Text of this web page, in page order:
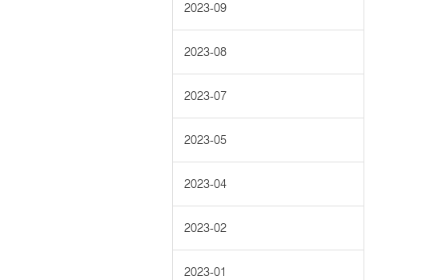
2023-09
2023-08
2023-07
2023-05
2023-04
2023-02
2023-01